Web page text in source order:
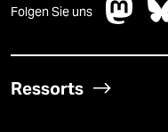
Folgen Sie uns
Ressorts